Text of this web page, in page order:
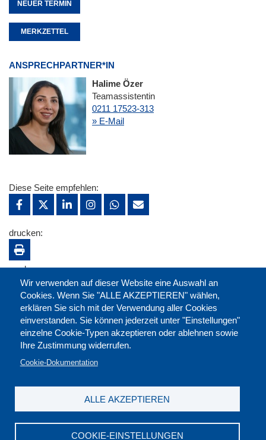
NEUER TERMIN
MERKZETTEL
ANSPRECHPARTNER*IN
Halime Özer
Teamassistentin
0211 17523-313
» E-Mail
Wir verwenden auf dieser Website eine Auswahl an
Cookies. Wenn Sie "ALLE AKZEPTIEREN" wählen,
erklären Sie sich mit der Verwendung aller Cookies
einverstanden. Sie können jederzeit unter "Einstellungen"
einzelne Cookie-Typen akzeptieren oder ablehnen sowie
Ihre Zustimmung widerrufen.
Cookie-Dokumentation
COOKIE-EINSTELLUNGEN
ALLE AKZEPTIEREN
Diese Seite empfehlen:
drucken:
merken: